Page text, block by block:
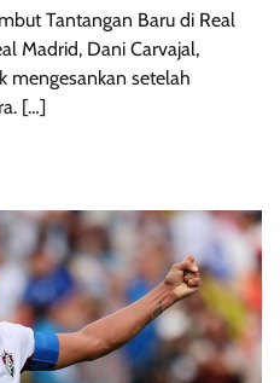
Tantangan Baru di Real
Madrid, Dani Carvajal,
mengesankan setelah
[…]